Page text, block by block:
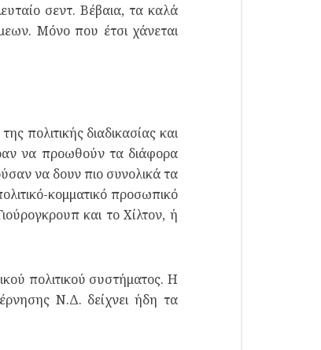
σεντ. Βέβαια, τα καλά
Μόνο που έτσι χάνεται
πολιτικής διαδικασίας και
να προωθούν τα διάφορα
να δουν πιο συνολικά τα
κομματικό προσωπικό
και το Χίλτον, ή
πολιτικού συστήματος. Η
Ν.Δ. δείχνει ήδη τα